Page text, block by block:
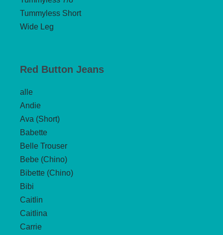
Tummyless Short
Wide Leg
Red Button Jeans
alle
Andie
Ava (Short)
Babette
Belle Trouser
Bebe (Chino)
Bibette (Chino)
Bibi
Caitlin
Caitlina
Carrie